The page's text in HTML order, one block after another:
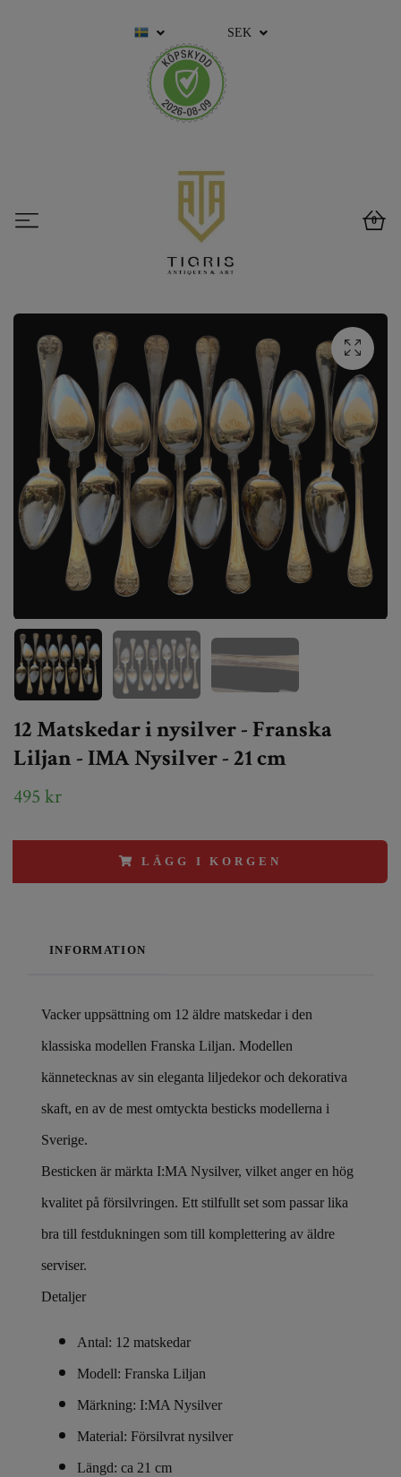
SEK
0
12 Matskedar i nysilver - Franska
Liljan - IMA Nysilver - 21 cm
495 kr
LÄGG I KORGEN
INFORMATION
Vacker uppsättning om 12 äldre matskedar i den
klassiska modellen Franska Liljan. Modellen
kännetecknas av sin eleganta liljedekor och dekorativa
skaft, en av de mest omtyckta besticks modellerna i
Sverige.
Besticken är märkta I:MA Nysilver, vilket anger en hög
kvalitet på försilvringen. Ett stilfullt set som passar lika
bra till festdukningen som till komplettering av äldre
serviser.
Detaljer
Antal: 12 matskedar
Modell: Franska Liljan
Märkning: I:MA Nysilver
Material: Försilvrat nysilver
Längd: ca 21 cm